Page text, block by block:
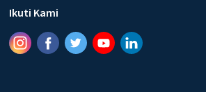
Ikuti Kami